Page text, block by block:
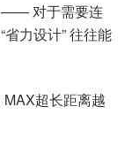
—— 对于需要连
力设计” 往往能